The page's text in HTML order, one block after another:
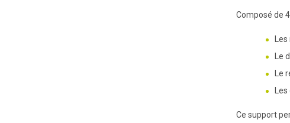
Composé de
Le
Le
Ce support